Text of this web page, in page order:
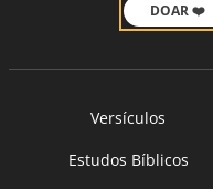
DOAR ❤️
Versículos
Estudos Bíblicos